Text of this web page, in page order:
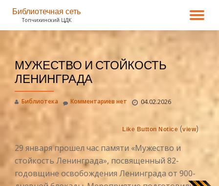
Перейти
Библиотечная сеть
Топчихинский ЦДК
МУЖЕСТВО И СТОЙКОСТЬ
ЛЕНИНГРАДА
Библиотека 04.02.2026
Комментариев нет
Like Button Notice (view)
29 января прошел час памяти «Мужество и
стойкость Ленинграда», посвященный 82-
годовщине освобождения Ленинграда от 900-